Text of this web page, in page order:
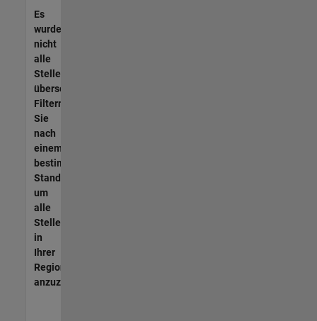
Es
wurden
nicht
alle
Stellen
übersetzt.
Filtern
Sie
nach
einem
bestimmten
Standort,
um
alle
Stellenangebote
in
Ihrer
Region
anzuzeigen.